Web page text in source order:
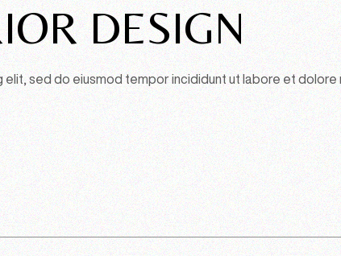
DESIGN
sed do eiusmod tempor incididunt ut labore et dolore